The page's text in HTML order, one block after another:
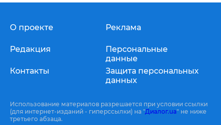
О проекте
Редакция
Контакты
Реклама
Персональные
данные
Защита персональных
данных
Использование материалов разрешается при условии ссылки
(для интернет-изданий - гиперссылки) на "Диалог.ua" не ниже
третьего абзаца.